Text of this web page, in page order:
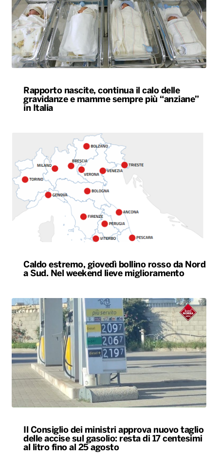
Rapporto nascite, continua il calo delle
gravidanze e mamme sempre più “anziane”
in Italia
Caldo estremo, giovedì bollino rosso da Nord
a Sud. Nel weekend lieve miglioramento
Il Consiglio dei ministri approva nuovo taglio
delle accise sul gasolio: resta di 17 centesimi
al litro fino al 25 agosto
Locali